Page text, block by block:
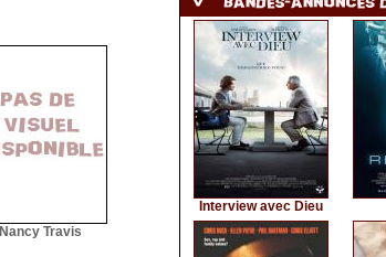
Nancy Travis
Interview avec Dieu